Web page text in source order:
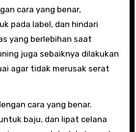
cara yang benar,
pada label, dan hindari
yang berlebihan saat
juga sebaiknya dilakukan
agar tidak merusak serat
cara yang benar.
baju, dan lipat celana